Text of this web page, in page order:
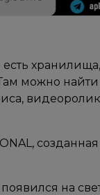
можно
на